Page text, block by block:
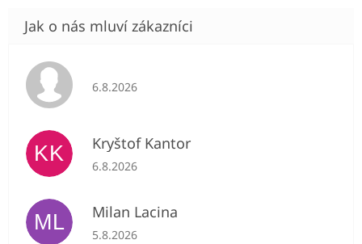
Hodnocení obchodu je 5 z 5 hvězdiček.
6.8.2026
KK Kryštof Kantor
Hodnocení obchodu je 5 z 5 hvězdiček.
6.8.2026
ML Milan Lacina
Hodnocení obchodu je 5 z 5 hvězdiček.
5.8.2026